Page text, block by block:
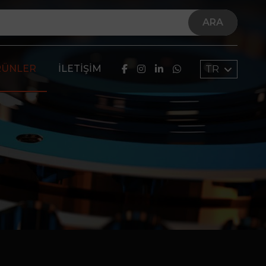
ARA
İLETIŞIM TR